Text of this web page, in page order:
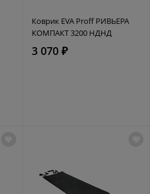
Коврик EVA Proff РИВЬЕРА
КОМПАКТ 3200 НДНД
3 070 ₽